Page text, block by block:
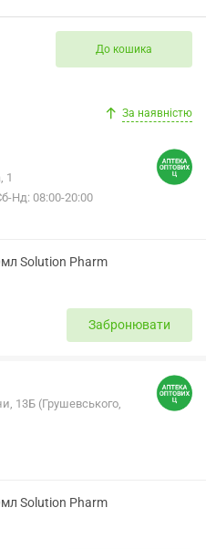
До кошика
За наявністю
1
Нд: 08:00-20:00
Solution Pharm
Забронювати
13Б (Грушевського,
Solution Pharm